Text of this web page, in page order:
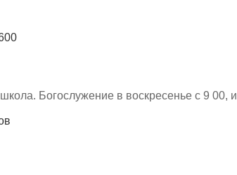
Богослужение в воскресенье с 9 00, и